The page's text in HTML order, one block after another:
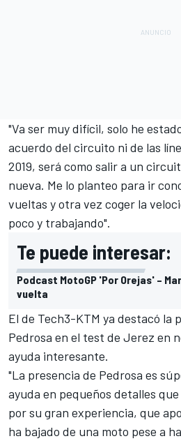
"Va ser muy difícil, solo he
acuerdo del circuito ni de las
2019, será como salir a un
nueva. Me lo planteo para ir
vueltas y otra vez coger la
poco y trabajando".
Te puede interesar:
Podcast MotoGP 'Por Orejas' –
vuelta
El de Tech3-KTM ya destacó la
Pedrosa en el test de Jerez en
ayuda interesante.
"La presencia de Pedrosa es
ayuda en pequeños detalles
por su gran experiencia, que
ha bajado de una moto pese a